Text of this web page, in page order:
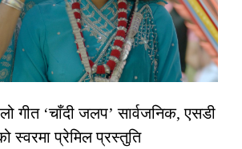
गीत ‘चाँदी जलप’ सार्वजनिक, एसडी
स्वरमा प्रेमिल प्रस्तुति